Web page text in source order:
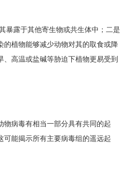
暴露于其他寄生物或共生体中；二是
的植物能够减少动物对其的取食或降
高温或盐碱等胁迫下植物更易受到
物病毒有相当一部分具有共同的起
可能揭示所有主要病毒组的遥远起